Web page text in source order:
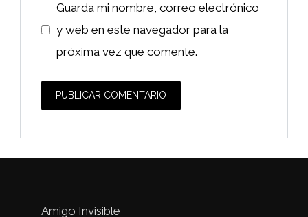
Guarda mi nombre, correo electrónico
y web en este navegador para la
próxima vez que comente.
Amigo Invisible